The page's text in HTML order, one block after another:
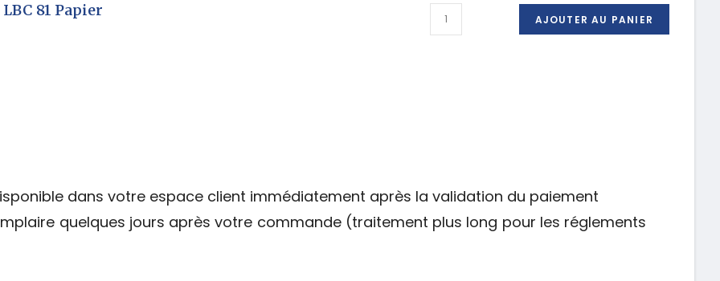
LBC 81 Papier
AJOUTER AU PANIER
dans votre espace client immédiatement après la validation du paiement
quelques jours après votre commande (traitement plus long pour les réglements